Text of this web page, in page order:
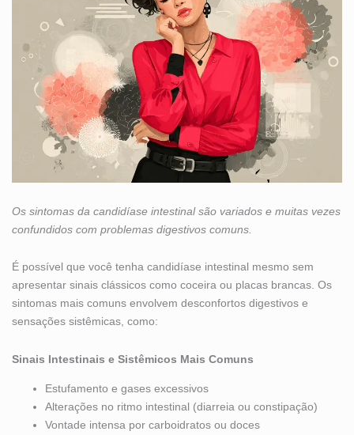
Os sintomas da candidíase intestinal são variados e muitas vezes
confundidos com problemas digestivos comuns.
É possível que você tenha candidíase intestinal mesmo sem
apresentar sinais clássicos como coceira ou placas brancas. Os
sintomas mais comuns envolvem desconfortos digestivos e
sensações sistêmicas, como:
Sinais Intestinais e Sistêmicos Mais Comuns
Estufamento e gases excessivos
Alterações no ritmo intestinal (diarreia ou constipação)
Vontade intensa por carboidratos ou doces